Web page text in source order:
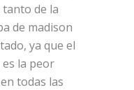
de la
de madison
ya que el
la peor
todas las